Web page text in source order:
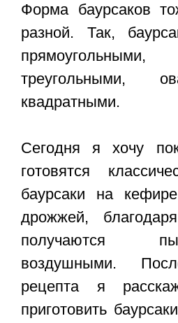
Форма баурсаков
разной. Так,
треугольными,
квадратными.
Сегодня я хочу
готовятся
баурсаки на
дрожжей,
получаются
воздушными.
рецепта я
приготовить